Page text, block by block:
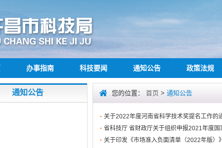
办事指南 科技要闻 通知公告 政策法规
通知公告 您的位置： 首页 > 通知公告
关于2022年度河南省科学技术奖提名工作的
省科技厅 省财政厅关于组织申报2021年度
关于印发《市场准入负面清单（2022年版）